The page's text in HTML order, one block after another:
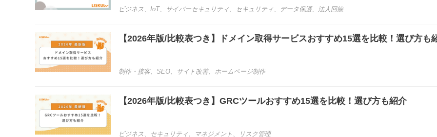
ビジネス 、 IoT、 サイバーセキュリティ 、 セキュリティ 、 データ保護、 法人回線
【2026年版/比較表つき】ドメイン取得サービスおすすめ15選を比較！選び方も
制作・接客、 SEO、 サイト改善、 ホームページ制作
【2026年版/比較表つき】GRCツールおすすめ15選を比較！選び方も紹介
ビジネス 、 セキュリティ 、 マネジメント 、 リスク管理